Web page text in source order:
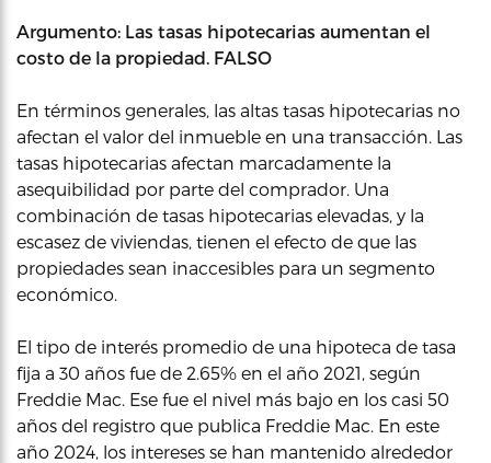
Argumento: Las tasas hipotecarias aumentan el
costo de la propiedad. FALSO
En términos generales, las altas tasas hipotecarias no
afectan el valor del inmueble en una transacción. Las
tasas hipotecarias afectan marcadamente la
asequibilidad por parte del comprador. Una
combinación de tasas hipotecarias elevadas, y la
escasez de viviendas, tienen el efecto de que las
propiedades sean inaccesibles para un segmento
económico.
El tipo de interés promedio de una hipoteca de tasa
fija a 30 años fue de 2.65% en el año 2021, según
Freddie Mac. Ese fue el nivel más bajo en los casi 50
años del registro que publica Freddie Mac. En este
año 2024, los intereses se han mantenido alrededor